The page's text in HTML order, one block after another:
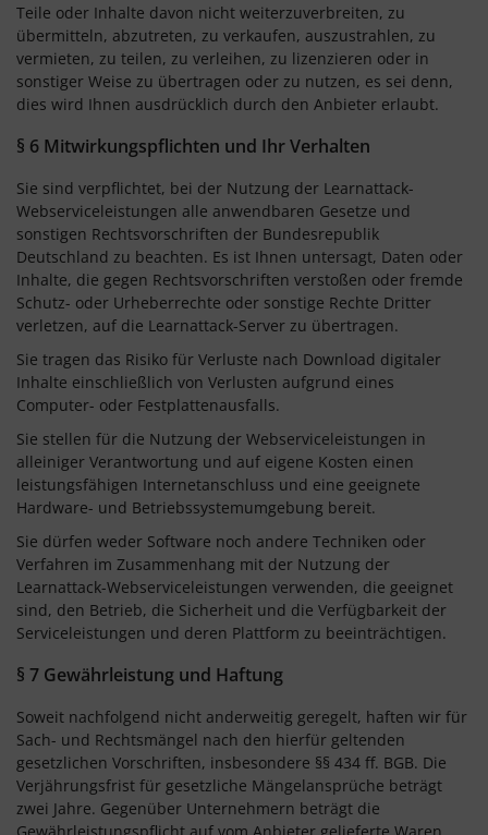
Teile oder Inhalte davon nicht weiterzuverbreiten, zu
übermitteln, abzutreten, zu verkaufen, auszustrahlen, zu
vermieten, zu teilen, zu verleihen, zu lizenzieren oder in
sonstiger Weise zu übertragen oder zu nutzen, es sei denn,
dies wird Ihnen ausdrücklich durch den Anbieter erlaubt.
§ 6 Mitwirkungspflichten und Ihr Verhalten
Sie sind verpflichtet, bei der Nutzung der Learnattack-
Webserviceleistungen alle anwendbaren Gesetze und
sonstigen Rechtsvorschriften der Bundesrepublik
Deutschland zu beachten. Es ist Ihnen untersagt, Daten oder
Inhalte, die gegen Rechtsvorschriften verstoßen oder fremde
Schutz- oder Urheberrechte oder sonstige Rechte Dritter
verletzen, auf die Learnattack-Server zu übertragen.
Sie tragen das Risiko für Verluste nach Download digitaler
Inhalte einschließlich von Verlusten aufgrund eines
Computer- oder Festplattenausfalls.
Sie stellen für die Nutzung der Webserviceleistungen in
alleiniger Verantwortung und auf eigene Kosten einen
leistungsfähigen Internetanschluss und eine geeignete
Hardware- und Betriebssystemumgebung bereit.
Sie dürfen weder Software noch andere Techniken oder
Verfahren im Zusammenhang mit der Nutzung der
Learnattack-Webserviceleistungen verwenden, die geeignet
sind, den Betrieb, die Sicherheit und die Verfügbarkeit der
Serviceleistungen und deren Plattform zu beeinträchtigen.
§ 7 Gewährleistung und Haftung
Soweit nachfolgend nicht anderweitig geregelt, haften wir für
Sach- und Rechtsmängel nach den hierfür geltenden
gesetzlichen Vorschriften, insbesondere §§ 434 ff. BGB. Die
Verjährungsfrist für gesetzliche Mängelansprüche beträgt
zwei Jahre. Gegenüber Unternehmern beträgt die